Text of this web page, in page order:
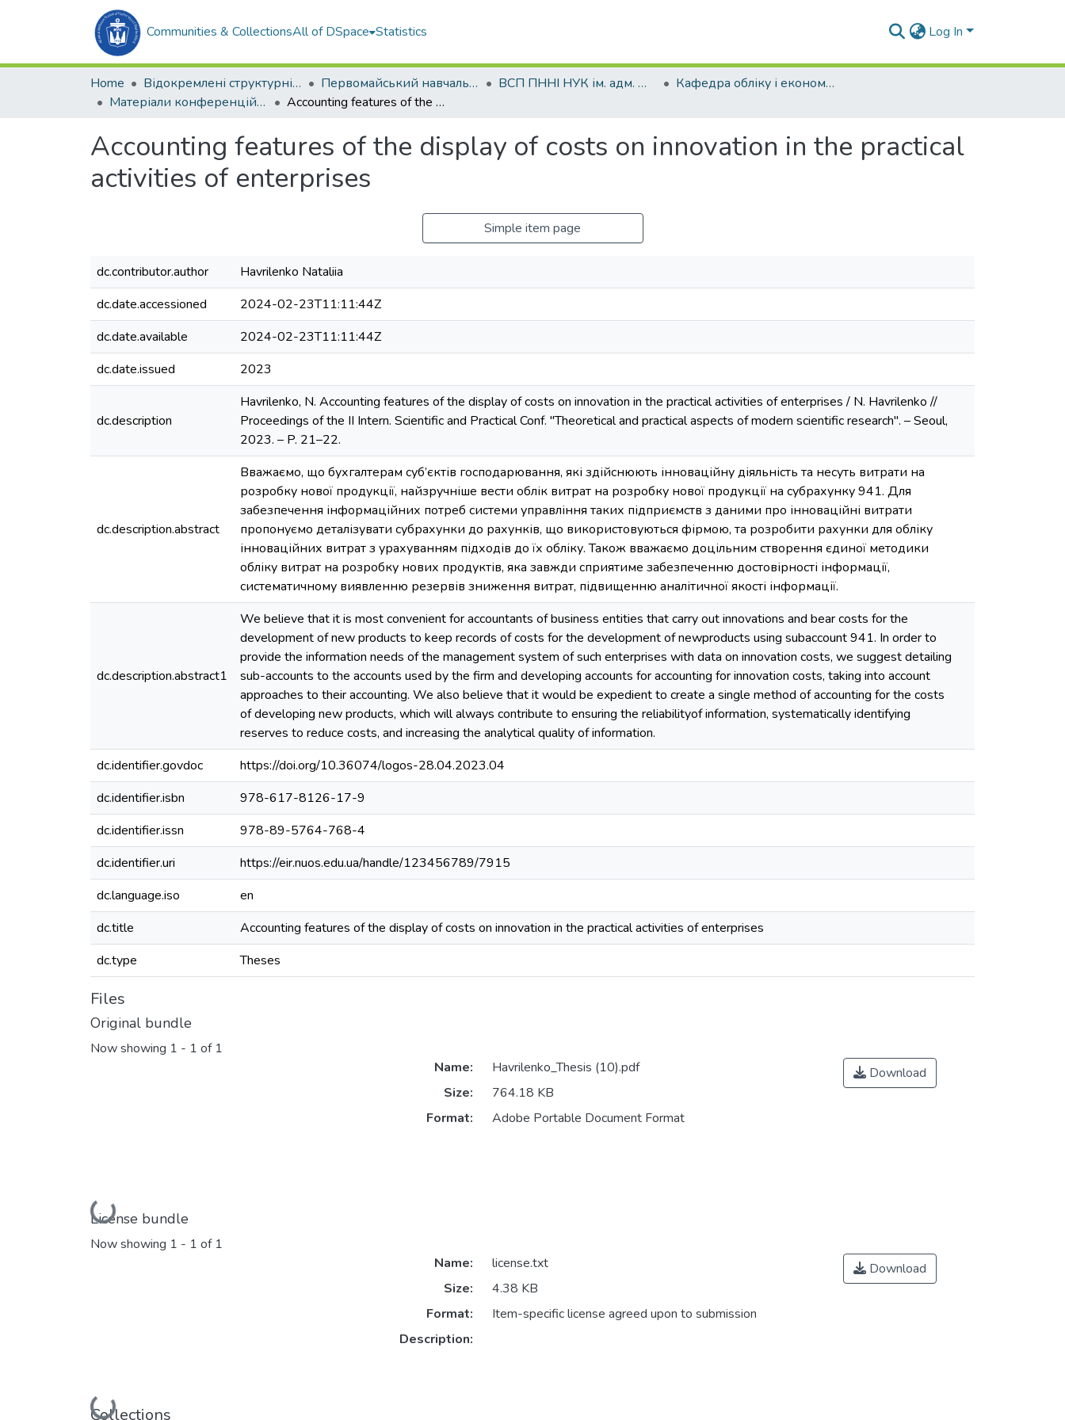
Communities & CollectionsAll of DSpace Statistics Log In
Home Відокремлені структурні підрозділи НУК ім. адм. Макарова Первомайський навчально-науковий інститут НУК ім. адм. Макарова (ПННІ НУК) ВСП ПННІ НУК ім. адм. Макарова
Кафедра обліку і економічного аналізу (ОЕА)
Матеріали конференцій (ОЕА)
Accounting features of the display of costs on innovation in the practical activities of enterprises
Accounting features of the display of costs on innovation in the practical
activities of enterprises
Simple item page
dc.contributor.author
Havrilenko Nataliia
dc.date.accessioned
2024-02-23T11:11:44Z
dc.date.available
2024-02-23T11:11:44Z
dc.date.issued
2023
dc.description
Havrilenko, N. Accounting features of the display of costs on innovation in the practical activities of enterprises / N. Havrilenko //
Proceedings of the II Intern. Scientific and Practical Conf. "Theoretical and practical aspects of modern scientific research". – Seoul,
2023. – P. 21–22.
dc.description.abstract
Вважаємо, що бухгалтерам суб’єктів господарювання, які здійснюють інноваційну діяльність та несуть витрати на
розробку нової продукції, найзручніше вести облік витрат на розробку нової продукції на субрахунку 941. Для
забезпечення інформаційних потреб системи управління таких підприємств з даними про інноваційні витрати
пропонуємо деталізувати субрахунки до рахунків, що використовуються фірмою, та розробити рахунки для обліку
інноваційних витрат з урахуванням підходів до їх обліку. Також вважаємо доцільним створення єдиної методики
обліку витрат на розробку нових продуктів, яка завжди сприятиме забезпеченню достовірності інформації,
систематичному виявленню резервів зниження витрат, підвищенню аналітичної якості інформації.
dc.description.abstract1
We believe that it is most convenient for accountants of business entities that carry out innovations and bear costs for the
development of new products to keep records of costs for the development of newproducts using subaccount 941. In order to
provide the information needs of the management system of such enterprises with data on innovation costs, we suggest detailing
sub-accounts to the accounts used by the firm and developing accounts for accounting for innovation costs, taking into account
approaches to their accounting. We also believe that it would be expedient to create a single method of accounting for the costs
of developing new products, which will always contribute to ensuring the reliabilityof information, systematically identifying
reserves to reduce costs, and increasing the analytical quality of information.
dc.identifier.govdoc
https://doi.org/10.36074/logos-28.04.2023.04
dc.identifier.isbn
978-617-8126-17-9
dc.identifier.issn
978-89-5764-768-4
dc.identifier.uri
https://eir.nuos.edu.ua/handle/123456789/7915
dc.language.iso
en
dc.title
Accounting features of the display of costs on innovation in the practical activities of enterprises
dc.type
Theses
Files
Original bundle
Now showing 1 - 1 of 1
Loading...
Name:
Havrilenko_Thesis (10).pdf
Size:
764.18 KB
Format:
Adobe Portable Document Format
Download
License bundle
Now showing 1 - 1 of 1
Name:
license.txt
Size:
4.38 KB
Format:
Item-specific license agreed upon to submission
Description:
Download
Collections